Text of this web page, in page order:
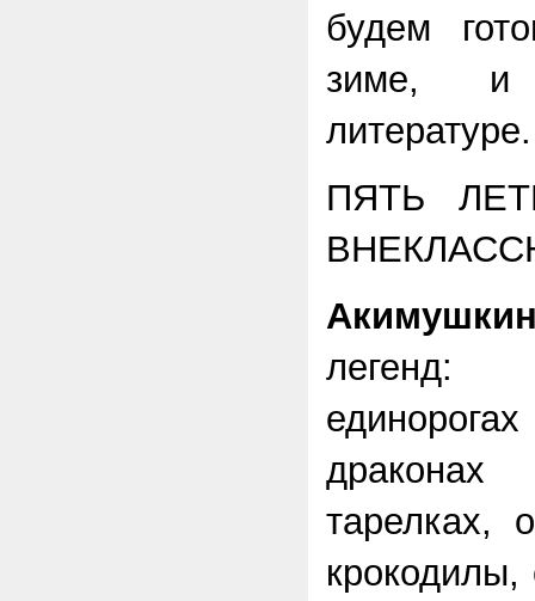
будем
зиме, и
литературе.
ПЯТЬ
тарелках,